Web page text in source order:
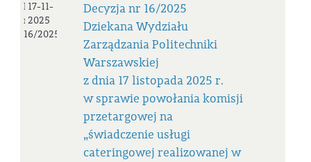
Decyzja
nr
16/2025
17-11-
2025
Decyzja nr 16/2025
Dziekana Wydziału
Zarządzania Politechniki
Warszawskiej
z dnia 17 listopada 2025 r.
w sprawie powołania komisji
przetargowej na
„świadczenie usługi
cateringowej realizowanej w